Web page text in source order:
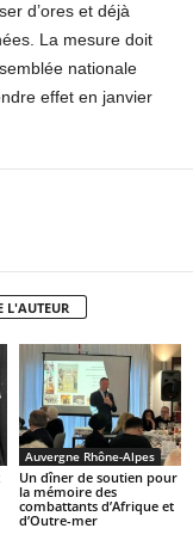
d’ores et déjà
La mesure doit
nationale
effet en janvier
L'AUTEUR
Auvergne Rhône-Alpes
Un dîner de soutien pour
la mémoire des
combattants d’Afrique et
d’Outre-mer